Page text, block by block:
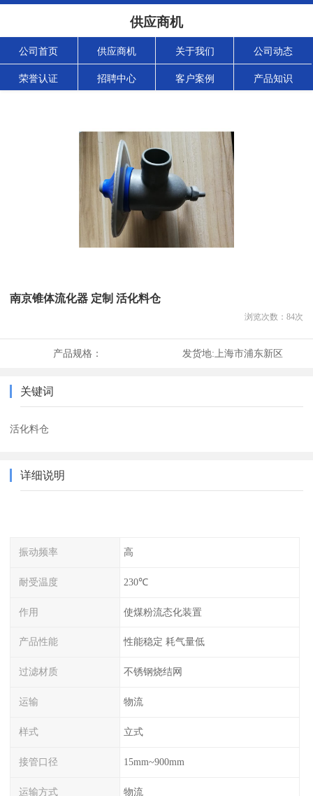
供应商机
公司首页 供应商机 关于我们 公司动态
荣誉认证 招聘中心 客户案例 产品知识
南京锥体流化器 定制 活化料仓
浏览次数： 84次
产品规格： 发货地: 上海市浦东新区
关键词
活化料仓
详细说明
振动频率 高
耐受温度 230℃
作用 使煤粉流态化装置
产品性能 性能稳定 耗气量低
过滤材质 不锈钢烧结网
运输 物流
样式 立式
接管口径 15mm~900mm
运输方式 物流